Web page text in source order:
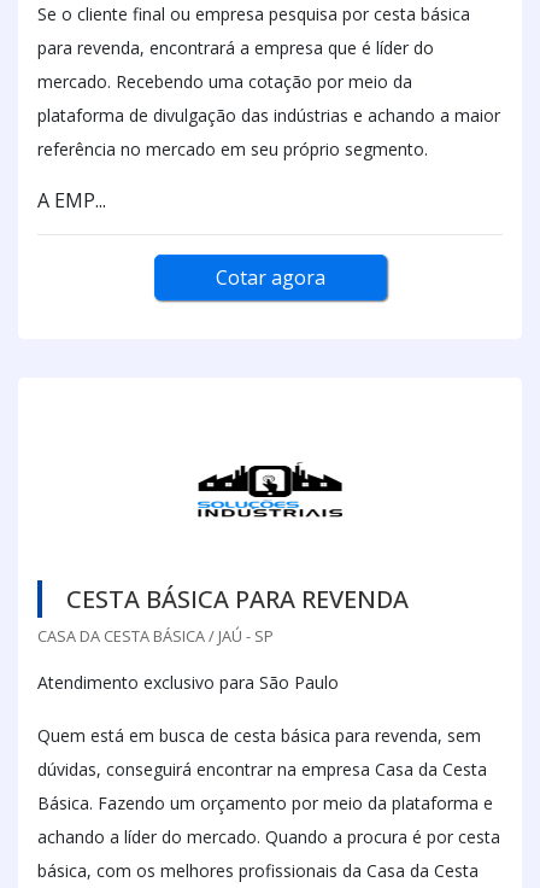
Se o cliente final ou empresa pesquisa por cesta básica
para revenda, encontrará a empresa que é líder do
mercado. Recebendo uma cotação por meio da
plataforma de divulgação das indústrias e achando a maior
referência no mercado em seu próprio segmento.
A EMP...
Cotar agora
CESTA BÁSICA PARA REVENDA
CASA DA CESTA BÁSICA / JAÚ - SP
Atendimento exclusivo para São Paulo
Quem está em busca de cesta básica para revenda, sem
dúvidas, conseguirá encontrar na empresa Casa da Cesta
Básica. Fazendo um orçamento por meio da plataforma e
achando a líder do mercado. Quando a procura é por cesta
básica, com os melhores profissionais da Casa da Cesta